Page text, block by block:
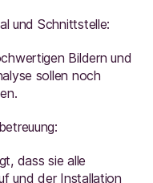
und Schnittstelle:
Bildern und
sollen noch
dass sie alle
und der Installation